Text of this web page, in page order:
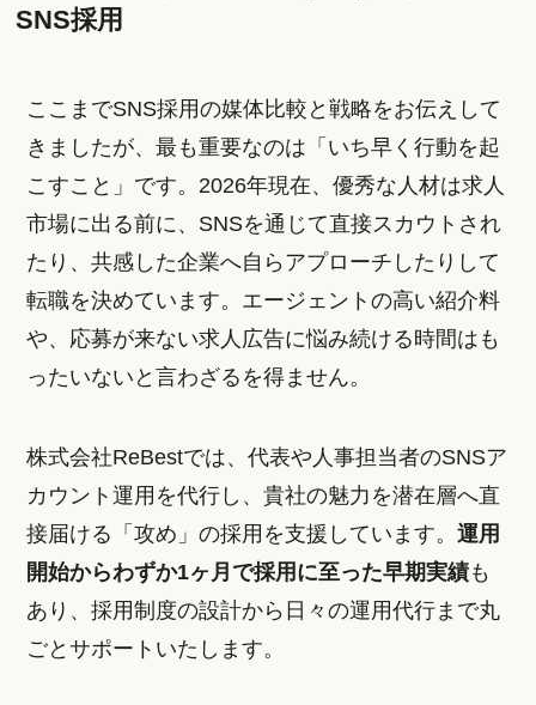
SNS採用
ここまでSNS採用の媒体比較と戦略をお伝えして
きましたが、最も重要なのは「いち早く行動を起
こすこと」です。2026年現在、優秀な人材は求人
市場に出る前に、SNSを通じて直接スカウトされ
たり、共感した企業へ自らアプローチしたりして
転職を決めています。エージェントの高い紹介料
や、応募が来ない求人広告に悩み続ける時間はも
ったいないと言わざるを得ません。
株式会社ReBestでは、代表や人事担当者のSNSア
カウント運用を代行し、貴社の魅力を潜在層へ直
接届ける「攻め」の採用を支援しています。運用
開始からわずか1ヶ月で採用に至った早期実績も
あり、採用制度の設計から日々の運用代行まで丸
ごとサポートいたします。